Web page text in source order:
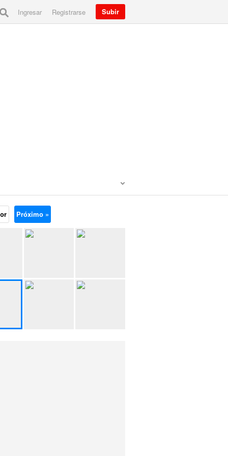
Ingresar Registrarse Subir
Próximo »